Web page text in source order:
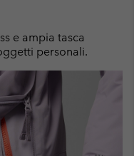
e ampia tasca
personali.